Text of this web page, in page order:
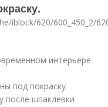
iblock/620/600_450_2/
интерьере
под покраску
после шпаклевки